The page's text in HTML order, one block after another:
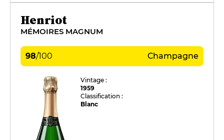
Henriot
MÉMOIRES MAGNUM
98/100 Champagne
Vintage :
1959
Classification :
Blanc